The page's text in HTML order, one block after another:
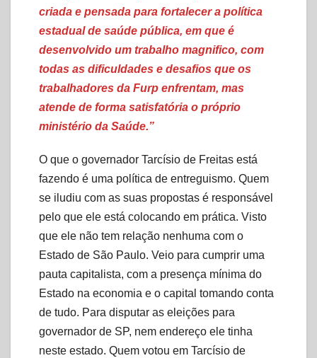
criada e pensada para fortalecer a política
estadual de saúde pública, em que é
desenvolvido um trabalho magnifico, com
todas as dificuldades e desafios que os
trabalhadores da Furp enfrentam, mas
atende de forma satisfatória o próprio
ministério da Saúde.”
O que o governador Tarcísio de Freitas está
fazendo é uma política de entreguismo. Quem
se iludiu com as suas propostas é responsável
pelo que ele está colocando em prática. Visto
que ele não tem relação nenhuma com o
Estado de São Paulo. Veio para cumprir uma
pauta capitalista, com a presença mínima do
Estado na economia e o capital tomando conta
de tudo. Para disputar as eleições para
governador de SP, nem endereço ele tinha
neste estado. Quem votou em Tarcísio de